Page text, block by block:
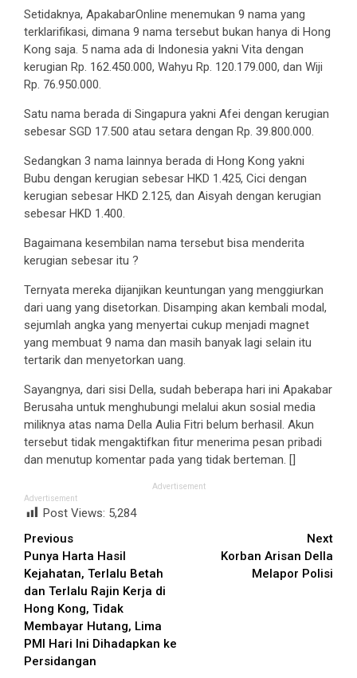
Setidaknya, ApakabarOnline menemukan 9 nama yang
terklarifikasi, dimana 9 nama tersebut bukan hanya di Hong
Kong saja. 5 nama ada di Indonesia yakni Vita dengan
kerugian Rp. 162.450.000, Wahyu Rp. 120.179.000, dan Wiji
Rp. 76.950.000.
Satu nama berada di Singapura yakni Afei dengan kerugian
sebesar SGD 17.500 atau setara dengan Rp. 39.800.000.
Sedangkan 3 nama lainnya berada di Hong Kong yakni
Bubu dengan kerugian sebesar HKD 1.425, Cici dengan
kerugian sebesar HKD 2.125, dan Aisyah dengan kerugian
sebesar HKD 1.400.
Bagaimana kesembilan nama tersebut bisa menderita
kerugian sebesar itu ?
Ternyata mereka dijanjikan keuntungan yang menggiurkan
dari uang yang disetorkan. Disamping akan kembali modal,
sejumlah angka yang menyertai cukup menjadi magnet
yang membuat 9 nama dan masih banyak lagi selain itu
tertarik dan menyetorkan uang.
Sayangnya, dari sisi Della, sudah beberapa hari ini Apakabar
Berusaha untuk menghubungi melalui akun sosial media
miliknya atas nama Della Aulia Fitri belum berhasil. Akun
tersebut tidak mengaktifkan fitur menerima pesan pribadi
dan menutup komentar pada yang tidak berteman. []
Advertisement
Advertisement
Post Views: 5,284
Continue
Reading
Previous
Punya Harta Hasil
Kejahatan, Terlalu Betah
dan Terlalu Rajin Kerja di
Hong Kong, Tidak
Membayar Hutang, Lima
PMI Hari Ini Dihadapkan ke
Persidangan
Next
Korban Arisan Della
Melapor Polisi